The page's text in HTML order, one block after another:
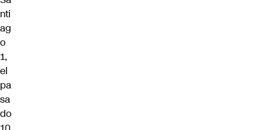
nti
ag
o
1,
el
pa
sa
do